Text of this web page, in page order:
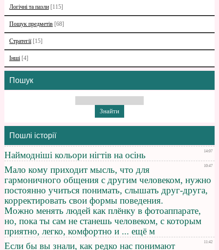
Логічні та пазли [115]
Пошук предметів [68]
Стратегії [15]
Інші [4]
Пошук
Пошлі історії